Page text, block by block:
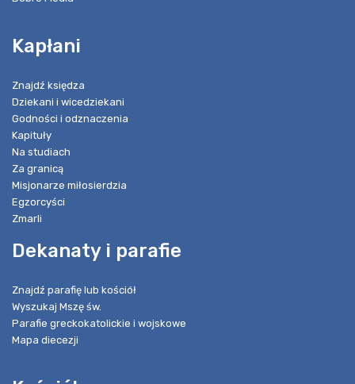
Kapłani
Znajdź księdza
Dziekani i wicedziekani
Godności i odznaczenia
Kapituły
Na studiach
Za granicą
Misjonarze miłosierdzia
Egzorcyści
Zmarli
Dekanaty i parafie
Znajdź parafię lub kościół
Wyszukaj Mszę św.
Parafie greckokatolickie i wojskowe
Mapa diecezji